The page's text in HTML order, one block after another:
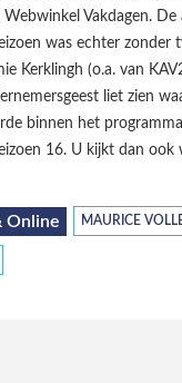
Vakdagen. De
was echter zonder
Kerklingh (o.a. van
liet zien
binnen het
16. U kijkt dan ook
Online MAURICE